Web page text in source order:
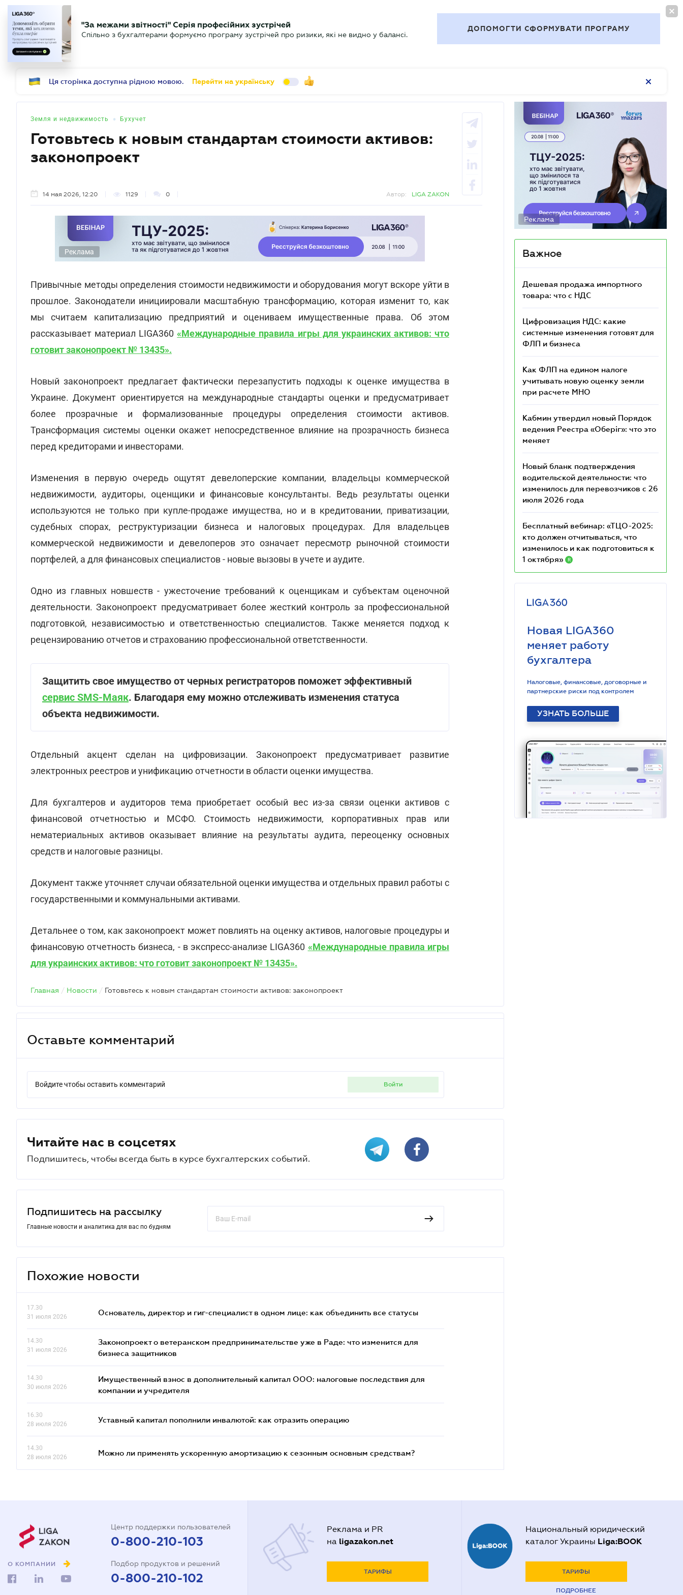
БУХГАЛТЕР Новости Аналитика Календарь Актуально
"За межами звітності" Серія професійних зустрічей
Спільно з бухгалтерами формуємо програму зустрічей про ризики, які не видно у балансі.
ДОПОМОГТИ СФОРМУВАТИ ПРОГРАМУ
Ця сторінка доступна рідною мовою. Перейти на українську
Земля и недвижимость • Бухучет
Готовьтесь к новым стандартам стоимости активов:
законопроект
14 мая 2026, 12:20 1129 0 Автор: LIGA ZAKON
Реклама
Привычные методы определения стоимости недвижимости и оборудования могут вскоре уйти в
прошлое. Законодатели инициировали масштабную трансформацию, которая изменит то, как
мы считаем капитализацию предприятий и оцениваем имущественные права. Об этом
рассказывает материал LIGA360«Международные правила игры для украинских активов: что
готовит законопроект № 13435».
Новый законопроект предлагает фактически перезапустить подходы к оценке имущества в
Украине. Документ ориентируется на международные стандарты оценки и предусматривает
более прозрачные и формализованные процедуры определения стоимости активов.
Трансформация системы оценки окажет непосредственное влияние на прозрачность бизнеса
перед кредиторами и инвесторами.
Изменения в первую очередь ощутят девелоперские компании, владельцы коммерческой
недвижимости, аудиторы, оценщики и финансовые консультанты. Ведь результаты оценки
используются не только при купле-продаже имущества, но и в кредитовании, приватизации,
судебных спорах, реструктуризации бизнеса и налоговых процедурах. Для владельцев
коммерческой недвижимости и девелоперов это означает пересмотр рыночной стоимости
портфелей, а для финансовых специалистов - новые вызовы в учете и аудите.
Одно из главных новшеств - ужесточение требований к оценщикам и субъектам оценочной
деятельности. Законопроект предусматривает более жесткий контроль за профессиональной
подготовкой, независимостью и ответственностью специалистов. Также меняется подход к
рецензированию отчетов и страхованию профессиональной ответственности.
Защитить свое имущество от черных регистраторов поможет эффективный
сервис SMS-Маяк. Благодаря ему можно отслеживать изменения статуса
объекта недвижимости.
Отдельный акцент сделан на цифровизации. Законопроект предусматривает развитие
электронных реестров и унификацию отчетности в области оценки имущества.
Для бухгалтеров и аудиторов тема приобретает особый вес из-за связи оценки активов с
финансовой отчетностью и МСФО. Стоимость недвижимости, корпоративных прав или
нематериальных активов оказывает влияние на результаты аудита, переоценку основных
средств и налоговые разницы.
Документ также уточняет случаи обязательной оценки имущества и отдельных правил работы с
государственными и коммунальными активами.
Детальнее о том, как законопроект может повлиять на оценку активов, налоговые процедуры и
финансовую отчетность бизнеса, - в экспресс-анализе LIGA360 «Международные правила игры
для украинских активов: что готовит законопроект № 13435».
Главная / Новости / Готовьтесь к новым стандартам стоимости активов: законопроект
Оставьте комментарий
Войдите чтобы оставить комментарий войти
Читайте нас в соцсетях
Подпишитесь, чтобы всегда быть в курсе бухгалтерских событий.
Подпишитесь на рассылку
Главные новости и аналитика для вас по будням
Похожие новости
17.30
31 июля 2026
Основатель, директор и гиг-специалист в одном лице: как объединить все статусы
14.30
31 июля 2026
Законопроект о ветеранском предпринимательстве уже в Раде: что изменится для
бизнеса защитников
14.30
30 июля 2026
Имущественный взнос в дополнительный капитал ООО: налоговые последствия для
компании и учредителя
16.30
28 июля 2026
Уставный капитал пополнили инвалютой: как отразить операцию
14.30
28 июля 2026
Можно ли применять ускоренную амортизацию к сезонным основным средствам?
Реклама
Важное
Дешевая продажа импортного
товара: что c НДС
Цифровизация НДС: какие
системные изменения готовят для
ФЛП и бизнеса
Как ФЛП на едином налоге
учитывать новую оценку земли
при расчете МНО
Кабмин утвердил новый Порядок
ведения Реестра «Оберіг»: что это
меняет
Новый бланк подтверждения
водительской деятельности: что
изменилось для перевозчиков с 26
июля 2026 года
Бесплатный вебинар: «ТЦО-2025:
кто должен отчитываться, что
изменилось и как подготовиться к
1 октября»
R
Новая LIGA360
меняет работу
бухгалтера
Налоговые, финансовые, договорные и
партнерские риски под контролем
УЗНАТЬ БОЛЬШЕ
О КОМПАНИИ
Центр поддержки пользователей
0-800-210-103
Подбор продуктов и решений
0-800-210-102
Реклама и PR
на ligazakon.net
ТАРИФЫ
Национальный юридический
каталог Украины Liga:BOOK
ТАРИФЫ
ПОДРОБНЕЕ